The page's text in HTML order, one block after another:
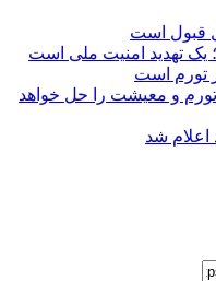
یک تهدید امنیت ملی است
تورم است
و معیشت را حل خواهد